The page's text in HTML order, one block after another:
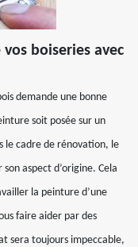
boiseries avec
demande une bonne
soit posée sur un
le cadre de rénovation, le
aspect d’origine. Cela
la peinture d’une
faire aider par des
sera toujours impeccable,